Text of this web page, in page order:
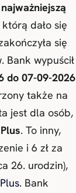
dało się
się
Bank wypuścił
do 07-09-2026
także na
jest dla osób,
. To inny,
i 6 zł za
26. urodzin),
. Bank